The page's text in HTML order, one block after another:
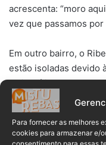
Para fornecer as melhores
cookies para armazenar e/
acrescenta: “moro
vez que passamos por
Em outro bairro, o
estão isoladas devido
mais crítico, uma
do leito do rio.